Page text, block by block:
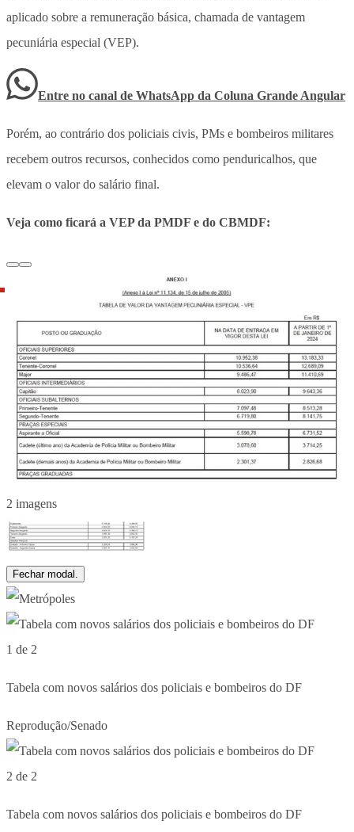
aplicado sobre a remuneração básica, chamada de vantagem
pecuniária especial (VEP).
Entre no canal de WhatsApp da Coluna Grande Angular
Porém, ao contrário dos policiais civis, PMs e bombeiros militares
recebem outros recursos, conhecidos como penduricalhos, que
elevam o valor do salário final.
Veja como ficará a VEP da PMDF e do CBMDF:
2 imagens
Fechar modal.
1 de 2
Tabela com novos salários dos policiais e bombeiros do DF
Reprodução/Senado
2 de 2
Tabela com novos salários dos policiais e bombeiros do DF